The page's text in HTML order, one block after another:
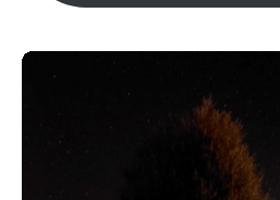
Em locais adequados,